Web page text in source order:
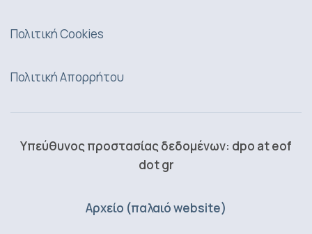
Πολιτική Cookies
Πολιτική Απορρήτου
Υπεύθυνος προστασίας δεδομένων: dpo at eof
dot gr
Αρχείο (παλαιό website)